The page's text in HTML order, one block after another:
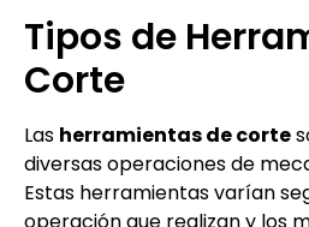
Tipos de
Corte
Las herramientas de corte
diversas operaciones de
Estas herramientas varían
operación que realizan y los